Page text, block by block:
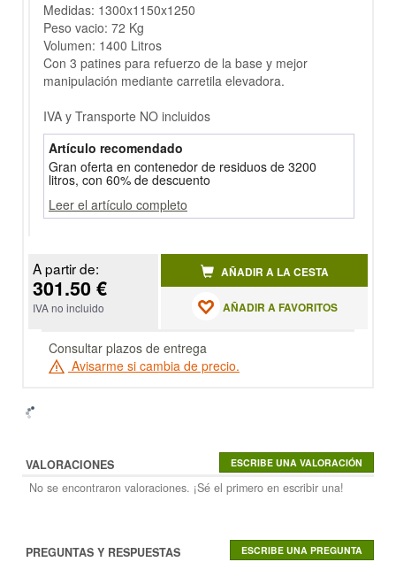
Medidas: 1300x1150x1250
Peso vacio: 72 Kg
Volumen: 1400 Litros
Con 3 patines para refuerzo de la base y mejor
manipulación mediante carretila elevadora.
IVA y Transporte NO incluidos
Artículo recomendado
Gran oferta en contenedor de residuos de 3200
litros, con 60% de descuento
Leer el artículo completo
A partir de:
301.50 €
IVA no incluido
AÑADIR A LA CESTA
AÑADIR A FAVORITOS
Consultar plazos de entrega
Avisarme si cambia de precio.
VALORACIONES
No se encontraron valoraciones. ¡Sé el primero en escribir una!
PREGUNTAS Y RESPUESTAS